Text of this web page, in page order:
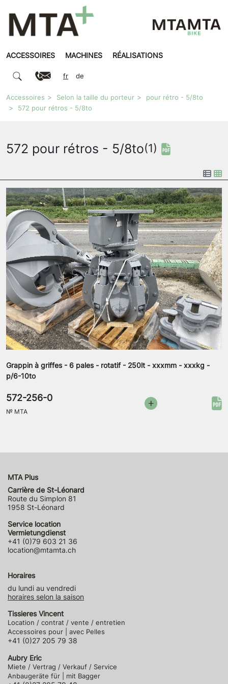
ACCESSOIRES MACHINES RÉALISATIONS
fr de
Accessoires Selon la taille du porteur
pour rétro - 5/8to
572 pour rétros - 5/8to
572 pour rétros - 5/8to(1)
Grappin à griffes - 6 pales - rotatif - 250lt - xxxmm - xxxkg -
p/6-10to
572-256-0
№ MTA
MTA Plus
Carrière de St-Léonard
Route du Simplon 81
1958 St-Léonard
Service location
Vermietungdienst
+41 (0)79 603 21 36
location@mtamta.ch
Horaires
du lundi au vendredi
horaires selon la saison
Tissieres Vincent
Location / contrat / vente / entretien
Accessoires pour | avec Pelles
+41 (0)27 205 79 38
Aubry Eric
Miete / Vertrag / Verkauf / Service
Anbaugeräte für | mit Bagger